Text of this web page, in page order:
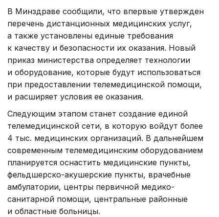
В Минздраве сообщили, что впервые утвержден
перечень дистанционных медицинских услуг,
а также установлены единые требования
к качеству и безопасности их оказания. Новый
приказ министерства определяет технологии
и оборудование, которые будут использоваться
при предоставлении телемедицинской помощи,
и расширяет условия ее оказания.
Следующим этапом станет создание единой
телемедицинской сети, в которую войдут более
4 тыс. медицинских организаций. В дальнейшем
современным телемедицинским оборудованием
планируется оснастить медицинские пункты,
фельдшерско-акушерские пункты, врачебные
амбулатории, центры первичной медико-
санитарной помощи, центральные районные
и областные больницы.